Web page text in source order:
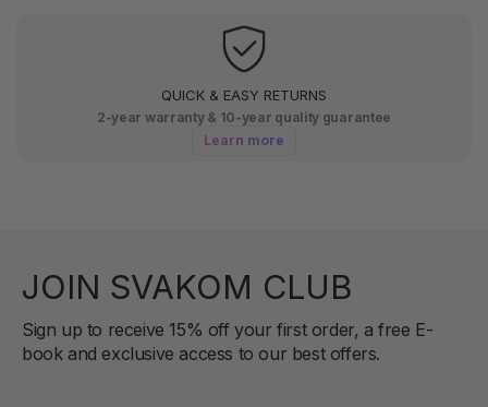
QUICK & EASY RETURNS
2-year warranty & 10-year quality guarantee
Learn more
JOIN SVAKOM CLUB
Sign up to receive 15% off your first order, a free E-
book and exclusive access to our best offers.